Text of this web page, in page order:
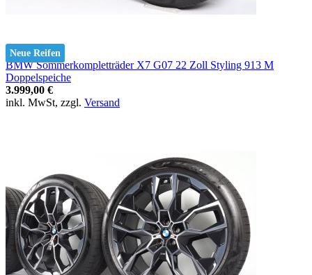
Neue Reifen
BMW Sommerkompletträder X7 G07 22 Zoll Styling 913 M
Doppelspeiche
3.999,00 €
inkl. MwSt, zzgl. Versand